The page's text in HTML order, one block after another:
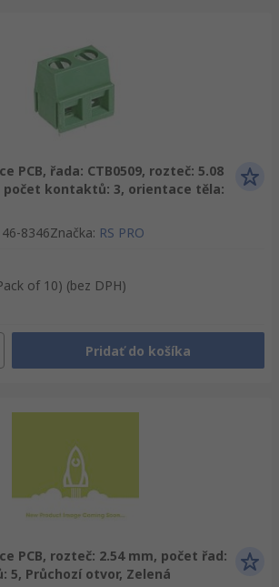
PCB, řada: CTB0509, rozteč: 5.08
počet kontaktů: 3, orientace těla:
8346Značka: RS PRO
of 10) (bez DPH)
Pridať do košíka
PCB, rozteč: 2.54 mm, počet řad:
5, Průchozí otvor, Zelená